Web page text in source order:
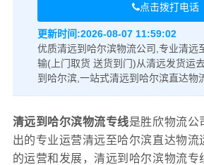
点击拨打电话
更新时间:2026-08-07 11:59:02
优质清远到哈尔滨物流公司,专业清远
输(上门取货 送货到门)从清远发货运
到哈尔滨,一站式清远到哈尔滨直达物
清远到哈尔滨物流专线是胜欣物流公
出的专业运营清远至哈尔滨直达物流
的运营和发展，清远到哈尔滨物流专